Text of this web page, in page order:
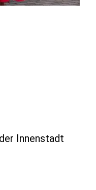
Innenstadt